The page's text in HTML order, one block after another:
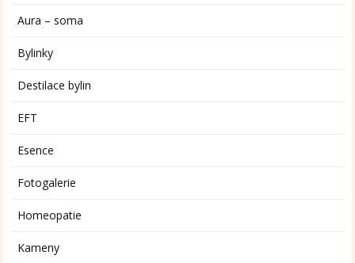
Aura – soma
Bylinky
Destilace bylin
EFT
Esence
Fotogalerie
Homeopatie
Kameny